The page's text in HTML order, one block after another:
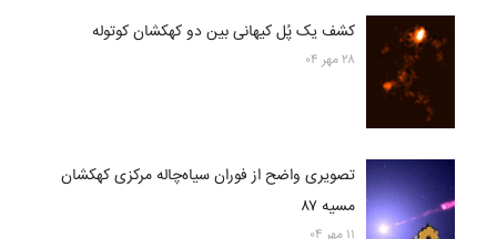
کشف یک پُل کیهانی بین دو کهکشان کوتوله
۲۸ مهر ۰۴
تصویری واضح از فوران سیاه‌چاله مرکزی کهکشان
مسیه ۸۷